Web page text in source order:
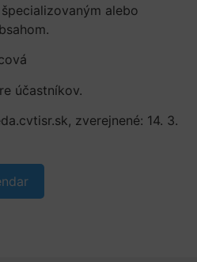
alebo
účastníkov.
zverejnené: 14. 3.